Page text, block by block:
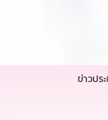
ข่าวปร